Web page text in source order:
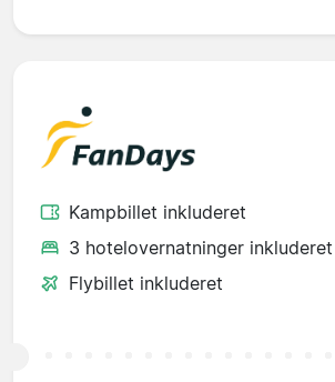
Kampbillet inkluderet
3 hotelovernatninger inkluderet
Flybillet inkluderet